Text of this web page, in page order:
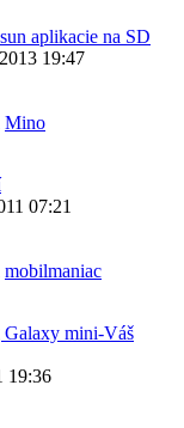
aplikacie na SD
19:47
Mino
07:21
mobilmaniac
Galaxy mini-Váš
19:36